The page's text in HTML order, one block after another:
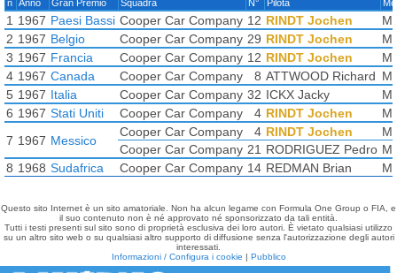
n Anno Gran Premio Squadra N° Pilota
1 1967 Paesi Bassi Cooper Car Company 12 RINDT Jochen
2 1967 Belgio Cooper Car Company 29 RINDT Jochen
3 1967 Francia Cooper Car Company 12 RINDT Jochen
4 1967 Canada Cooper Car Company 8 ATTWOOD Richard
5 1967 Italia Cooper Car Company 32 ICKX Jacky
6 1967 Stati Uniti Cooper Car Company 4 RINDT Jochen
7 1967 Messico
Cooper Car Company 4 RINDT Jochen
Cooper Car Company 21 RODRIGUEZ Pedro
8 1968 Sudafrica Cooper Car Company 14 REDMAN Brian
Questo sito Internet è un sito amatoriale. Non ha alcun legame con Formula One Group o FIA, e
il suo contenuto non è né approvato né sponsorizzato da tali entità.
Tutti i testi presenti sul sito sono di proprietà esclusiva dei loro autori. È vietato qualsiasi utilizzo
su un altro sito web o su qualsiasi altro supporto di diffusione senza l'autorizzazione degli autori
interessati.
Informazioni / Configura i cookie | Pubblico